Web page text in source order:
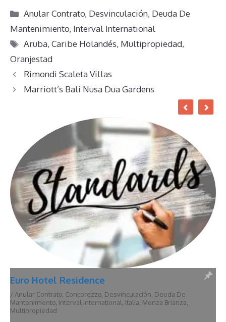
Categorías
Anular Contrato, Desvinculación, Deuda De
Mantenimiento, Interval International
Etiquetas
Aruba,Caribe Holandés, Multipropiedad,
Oranjestad
Rimondi Scaleta Villas
Marriott’s Bali Nusa Dua Gardens
Euro Hotel Residence
/ Anular Contrato, Concorezzo, Desvinculación, Deuda De
Mantenimiento, Interval International, Italia, Monza Brianza,
Multipropiedad